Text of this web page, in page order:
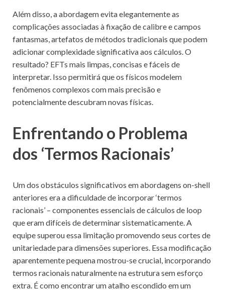
Além disso, a abordagem evita elegantemente as
complicações associadas à fixação de calibre e campos
fantasmas, artefatos de métodos tradicionais que podem
adicionar complexidade significativa aos cálculos. O
resultado? EFTs mais limpas, concisas e fáceis de
interpretar. Isso permitirá que os físicos modelem
fenômenos complexos com mais precisão e
potencialmente descubram novas físicas.
Enfrentando o Problema
dos ‘Termos Racionais’
Um dos obstáculos significativos em abordagens on-shell
anteriores era a dificuldade de incorporar ‘termos
racionais’ – componentes essenciais de cálculos de loop
que eram difíceis de determinar sistematicamente. A
equipe superou essa limitação promovendo seus cortes de
unitariedade para dimensões superiores. Essa modificação
aparentemente pequena mostrou-se crucial, incorporando
termos racionais naturalmente na estrutura sem esforço
extra. É como encontrar um atalho escondido em um